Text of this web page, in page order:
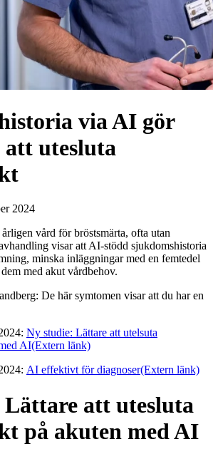
via AI gör
utesluta
2024
vård för bröstsmärta, ofta utan
visar att AI-stödd sjukdomshistoria
minska inläggningar med en femtedel
med akut vårdbehov.
De här symtomen visar att du har en
Ny studie: Lättare att utelsuta
AI(Extern länk)
AI effektivt för diagnoser(Extern länk)
att utesluta
på akuten med AI